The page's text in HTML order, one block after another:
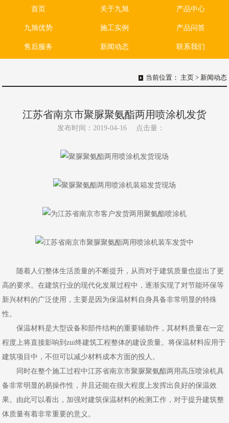
首页 关于九旭 产品中心
九旭优势 施工实例 产品问答
售后服务 新闻动态 联系我们
当前位置： 主页> 新闻动态
江苏省南京市聚脲聚氨酯两用喷涂机发货
发布时间：2019-04-16 点击量：
随着人们整体生活质量的不断提升，从而对于建筑质量也提出了更
高的要求。在建筑行业的现代化发展过程中，逐渐实现了对节能环保等
新兴材料的广泛使用，主要是因为保温材料自身具备非常明显的特殊
性。
保温材料是大型设备和部件结构的重要辅助件，其材料质量在一定
程度上将直接影响到zui终建筑工程整体的建设质量。将保温材料应用于
建筑项目中，不但可以减少材料成本方面的投人。
同时在整个施工过程中江苏省南京市聚脲聚氨酯两用高压喷涂机具
备非常明显的易操作性，并且还能在很大程度上发挥出良好的保温效
果。由此可以看出，加强对建筑保温材料的检测工作，对于提升建筑整
体质量有着非常重要的意义。